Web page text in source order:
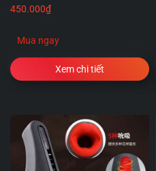
450.000₫
Mua ngay
Xem chi tiết